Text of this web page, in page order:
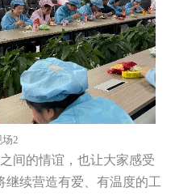
2
间的情谊，也让大家感受
续营造有爱、有温度的工